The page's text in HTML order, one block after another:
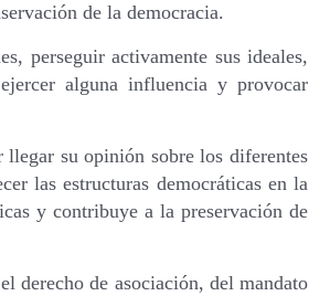
de la democracia.
perseguir activamente sus ideales,
alguna influencia y provocar
llegar su opinión sobre los diferentes
las estructuras democráticas en la
y contribuye a la preservación de
derecho de asociación, del mandato